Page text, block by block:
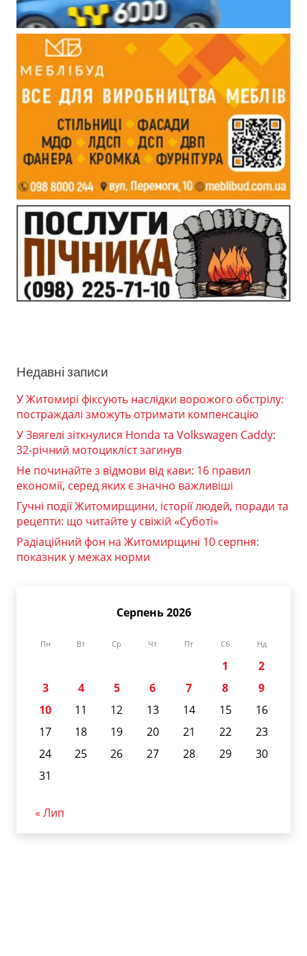
Недавні записи
У Житомирі фіксують наслідки ворожого обстрілу:
постраждалі зможуть отримати компенсацію
У Звягелі зіткнулися Honda та Volkswagen Caddy:
32-річний мотоцикліст загинув
Не починайте з відмови від кави: 16 правил
економії, серед яких є значно важливіші
Гучні події Житомирщини, історії людей, поради та
рецепти: що читайте у свіжій «Суботі»
Радіаційний фон на Житомирщині 10 серпня:
показник у межах норми
Серпень 2026
Пн Вт Ср Чт Пт Сб Нд
1
2
3
4 5 6 7 8
9
10
11 12 13 14 15
16
17
18 19 20 21 22
23
24
25 26 27 28 29
30
31
« Лип